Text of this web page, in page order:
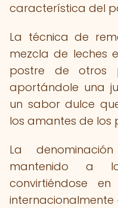
característica del
La técnica de
mezcla de leches
postre de otros
aportándole una
un sabor dulce
los amantes de los
La
mantenido a
convirtiéndose